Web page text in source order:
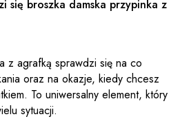
się broszka damska przypinka z
z agrafką sprawdzi się na co
oraz na okazje, kiedy chcesz
To uniwersalny element, który
sytuacji.